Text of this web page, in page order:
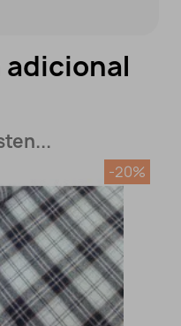
-20%